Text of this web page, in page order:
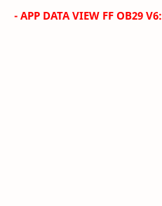
- APP DATA VIEW FF OB29 V6: